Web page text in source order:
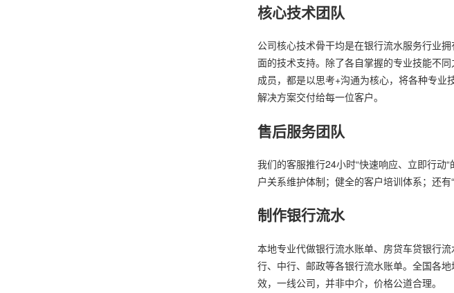
核心技术团队
公司核心技术骨干均是在银行流水服务行业
面的技术支持。除了各自掌握的专业技能不
成员，都是以思考+沟通为核心，将各种专
解决方案交付给每一位客户。
售后服务团队
我们的客服推行24小时“快速响应、立即行动
户关系维护体制；健全的客户培训体系；还
制作银行流水
本地专业代做银行流水账单、房贷车贷银行
行、中行、邮政等各银行流水账单。全国各
效，一线公司，并非中介，价格公道合理。